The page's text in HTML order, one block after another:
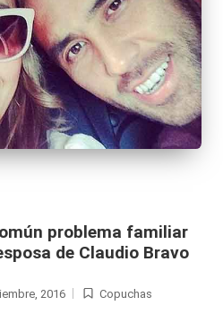
problema familiar
de Claudio Bravo
2016
Publicada
Copuchas